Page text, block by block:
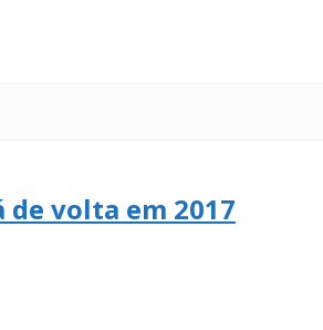
volta em 2017